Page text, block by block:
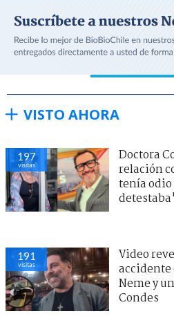
VISTO AHORA
197
visitas
Doctora
relación
tenía
191
visitas
Video
accidente
Neme y
Condes